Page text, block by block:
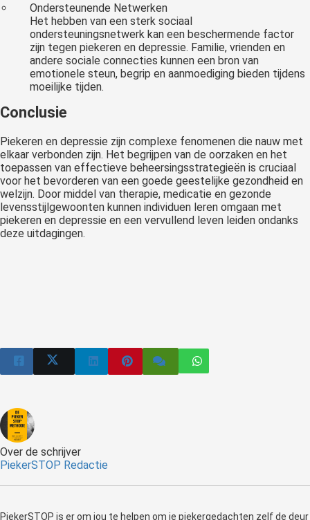
Ondersteunende Netwerken
Het hebben van een sterk sociaal
ondersteuningsnetwerk kan een beschermende factor
zijn tegen piekeren en depressie. Familie, vrienden en
andere sociale connecties kunnen een bron van
emotionele steun, begrip en aanmoediging bieden tijdens
moeilijke tijden.
Conclusie
Piekeren en depressie zijn complexe fenomenen die nauw met
elkaar verbonden zijn. Het begrijpen van de oorzaken en het
toepassen van effectieve beheersingsstrategieën is cruciaal
voor het bevorderen van een goede geestelijke gezondheid en
welzijn. Door middel van therapie, medicatie en gezonde
levensstijlgewoonten kunnen individuen leren omgaan met
piekeren en depressie en een vervullend leven leiden ondanks
deze uitdagingen.
Over de schrijver
PiekerSTOP Redactie
PiekerSTOP is er om jou te helpen om je piekergedachten zelf de deur